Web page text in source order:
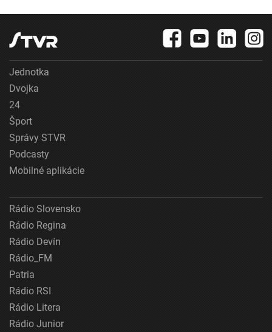
Jednotka
Dvojka
24
Šport
Správy STVR
Podcasty
Mobilné aplikácie
Rádio Slovensko
Rádio Regina
Rádio Devín
Rádio_FM
Patria
Rádio RSI
Rádio Litera
Rádio Junior